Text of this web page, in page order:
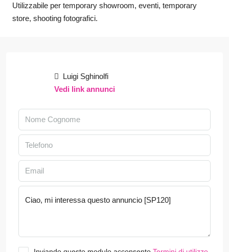
Utilizzabile per temporary showroom, eventi, temporary
store, shooting fotografici.
Luigi Sghinolfi
Vedi link annunci